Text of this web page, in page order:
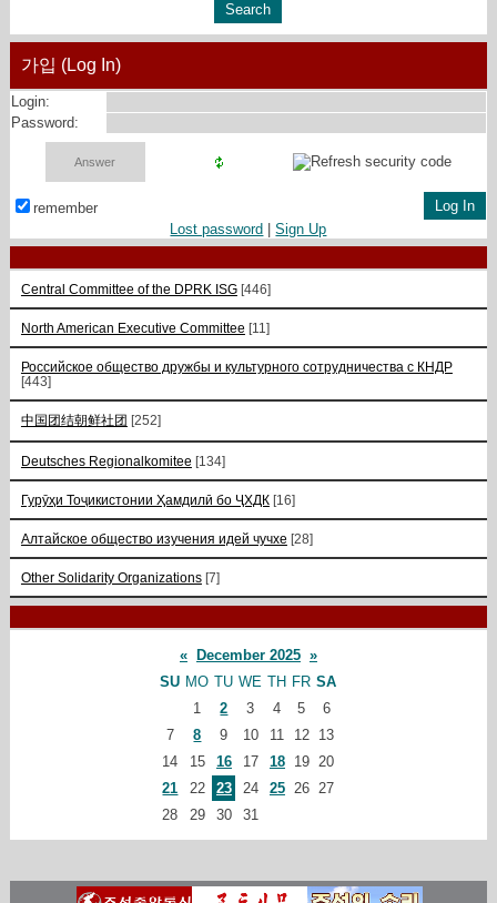
가입 (Log In)
Login:
Password:
remember
Lost password |Sign Up
Central Committee of the DPRK ISG [446]
North American Executive Committee [11]
Российское общество дружбы и культурного сотрудничества с КНДР
[443]
中国团结朝鲜社团 [252]
Deutsches Regionalkomitee [134]
Гурӯҳи Тоҷикистонии Ҳамдилӣ бо ҶХДК [16]
Алтайское общество изучения идей чучхе [28]
Other Solidarity Organizations [7]
« December 2025 »
SU MO TU WE TH FR SA
1
2 3 4 5
6
7
8 9 10 11 12
13
14
15 16 17 18 19 20
21
22 23 24 25 26 27
28
29 30 31